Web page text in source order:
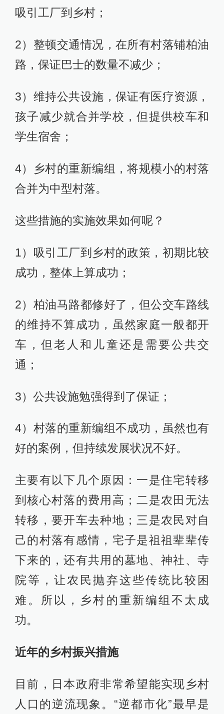
吸引工厂到乡村；
2）整顿交通情况，在所有村落铺柏油
路，保证巴士的数量不减少；
3）维持公共设施，保证有医疗资源，
孩子减少就合并学校，但提供校车和
学生宿舍；
4）乡村的重新编组，将规模小的村落
合并为中型村落。
这些措施的实施效果如何呢？
1）吸引工厂到乡村的政策，初期比较
成功，整体上算成功；
2）柏油马路都修好了，但公交车路线
的维持不算成功，虽然家庭一般都开
车，但老人和儿童还是需要公共交
通；
3）公共设施勉强得到了保证；
4）村落的重新编组不成功，虽然也有
好的案例，但持续发展状况不好。
主要有以下几个原因：一是住宅转移
到核心村落的费用高；二是农田无法
转移，要开车去种地；三是农民对自
己的村落有感情，宅子是祖祖辈辈传
下来的，还有共用的墓地、神社、寺
院等，让农民抛弃这些传统比较困
难。所以，乡村的重新编组不太成
功。
近年的乡村振兴措施
目前，日本政府非常希望能实现乡村
人口的逆流现象。“逆都市化”最早是